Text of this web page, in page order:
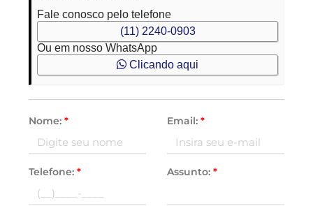
Fale conosco pelo telefone
(11) 2240-0903
Ou em nosso WhatsApp
Clicando aqui
Nome:* Email: *
Telefone:* Assunto: *